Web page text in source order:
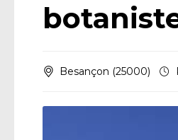
Besançon (25000)